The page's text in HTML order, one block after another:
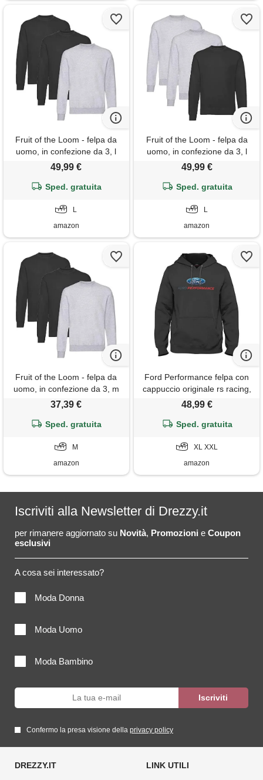
Fruit of the Loom - felpa da
uomo, in confezione da 3, l
49,99 €
Sped. gratuita
L
amazon
Fruit of the Loom - felpa da
uomo, in confezione da 3, l
49,99 €
Sped. gratuita
L
amazon
Fruit of the Loom - felpa da
uomo, in confezione da 3, m
37,39 €
Sped. gratuita
M
amazon
Ford Performance felpa con
cappuccio originale rs racing,
nero , xxl
48,99 €
Sped. gratuita
XL XXL
amazon
Iscriviti alla Newsletter di Drezzy.it
per rimanere aggiornato su Novità, Promozioni e Coupon
esclusivi
A cosa sei interessato?
Moda Donna
Moda Uomo
Moda Bambino
Confermo la presa visione della privacy policy